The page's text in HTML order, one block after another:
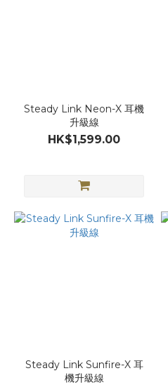
Steady Link Neon-X 耳機
升級線
HK$1,599.00
Steady Link Sunfire-X 耳
機升級線